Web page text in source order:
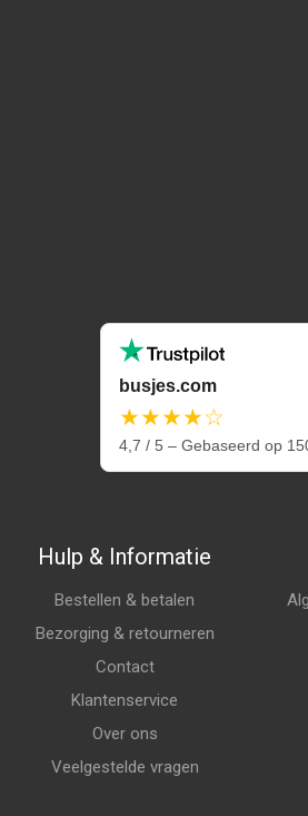
busjes.com
★★★★☆
4,7 / 5 – Gebaseerd op
Hulp & Informatie
Bestellen & betalen
Bezorging & retourneren
Contact
Klantenservice
Over ons
Veelgestelde vragen